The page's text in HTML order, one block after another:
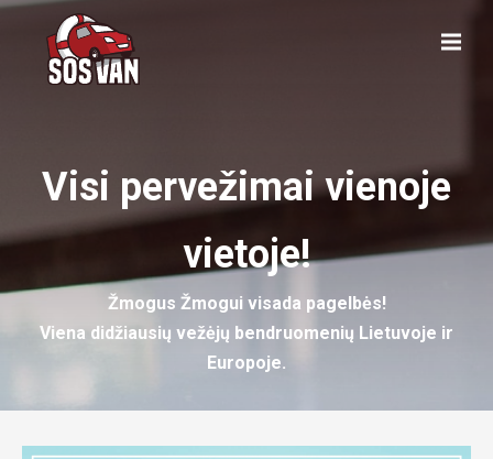
Visi pervežimai vienoje
vietoje!
Žmogus Žmogui visada pagelbės!
Viena didžiausių vežėjų bendruomenių Lietuvoje ir
Europoje.